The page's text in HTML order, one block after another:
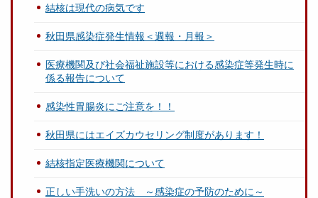
結核は現代の病気です
秋田県感染症発生情報＜週報・月報＞
医療機関及び社会福祉施設等における感染症等発生時に
係る報告について
感染性胃腸炎にご注意を！！
秋田県にはエイズカウセリング制度があります！
結核指定医療機関について
正しい手洗いの方法 ～感染症の予防のために～